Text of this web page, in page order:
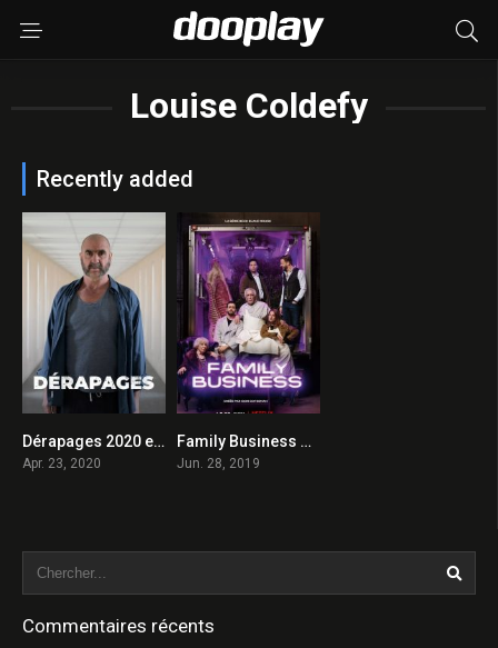
Louise Coldefy
Recently added
7Dérapages 2020 en Streaming HD Gratuit !
Apr. 23, 2020
7.8
Family Business 2019 en Streaming HD Gratuit !
Jun. 28, 2019
Commentaires récents